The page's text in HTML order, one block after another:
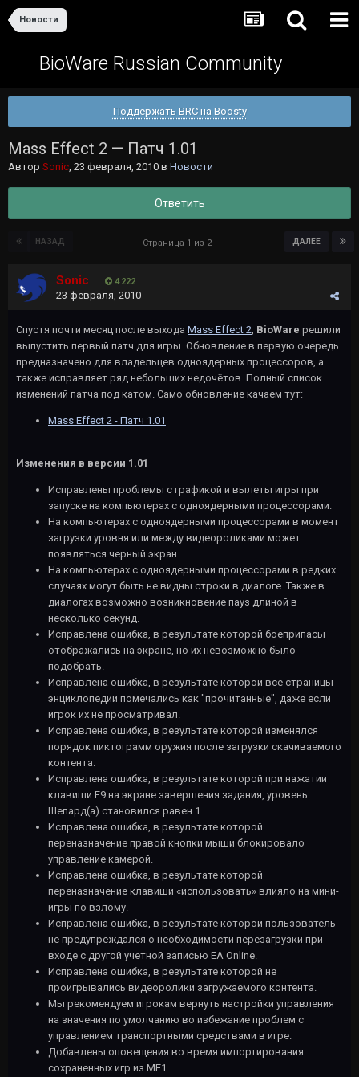
Новости
BioWare Russian Community
Поддержать BRC на Boosty
Mass Effect 2 — Патч 1.01
Автор Sonic, 23 февраля, 2010 в Новости
Ответить
НАЗАД ДАЛЕЕ
Страница 1 из 2
Sonic 4 222
23 февраля, 2010
Спустя почти месяц после выхода Mass Effect 2, BioWare решили
выпустить первый патч для игры. Обновление в первую очередь
предназначено для владельцев одноядерных процессоров, а
также исправляет ряд небольших недочётов. Полный список
изменений патча под катом. Само обновление качаем тут:
Mass Effect 2 - Патч 1.01
Изменения в версии 1.01
Исправлены проблемы с графикой и вылеты игры при
запуске на компьютерах с одноядерными процессорами.
На компьютерах с одноядерными процессорами в момент
загрузки уровня или между видеороликами может
появляться черный экран.
На компьютерах с одноядерными процессорами в редких
случаях могут быть не видны строки в диалоге. Также в
диалогах возможно возникновение пауз длиной в
несколько секунд.
Исправлена ошибка, в результате которой боеприпасы
отображались на экране, но их невозможно было
подобрать.
Исправлена ошибка, в результате которой все страницы
энциклопедии помечались как "прочитанные", даже если
игрок их не просматривал.
Исправлена ошибка, в результате которой изменялся
порядок пиктограмм оружия после загрузки скачиваемого
контента.
Исправлена ошибка, в результате которой при нажатии
клавиши F9 на экране завершения задания, уровень
Шепард(а) становился равен 1.
Исправлена ошибка, в результате которой
переназначение правой кнопки мыши блокировало
управление камерой.
Исправлена ошибка, в результате которой
переназначение клавиши «использовать» влияло на мини-
игры по взлому.
Исправлена ошибка, в результате которой пользователь
не предупреждался о необходимости перезагрузки при
входе с другой учетной записью EA Online.
Исправлена ошибка, в результате которой не
проигрывались видеоролики загружаемого контента.
Мы рекомендуем игрокам вернуть настройки управления
на значения по умолчанию во избежание проблем с
управлением транспортными средствами в игре.
Добавлены оповещения во время импортирования
сохраненных игр из ME1.